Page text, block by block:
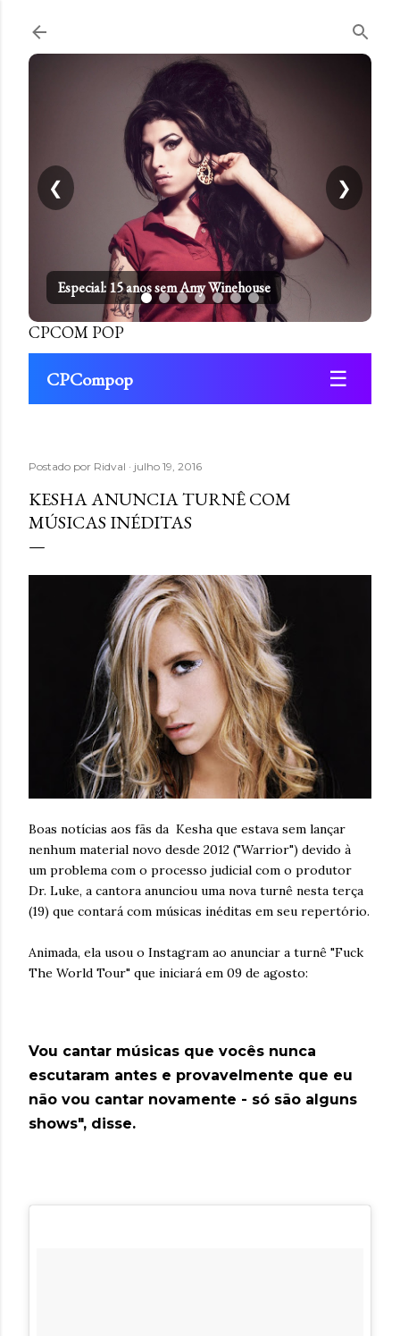
Especial: 15 anos sem Amy Winehouse
❮ ❯
CPCOM POP
CPCompop ☰
Postado por Ridval julho 19, 2016
KESHA ANUNCIA TURNÊ COM
MÚSICAS INÉDITAS
Boas notícias aos fãs da Kesha que estava sem lançar
nenhum material novo desde 2012 ("Warrior") devido à
um problema com o processo judicial com o produtor
Dr. Luke, a cantora anunciou uma nova turnê nesta terça
(19) que contará com músicas inéditas em seu repertório.
Animada, ela usou o Instagram ao anunciar a turnê "Fuck
The World Tour" que iniciará em 09 de agosto:
Vou cantar músicas que vocês nunca
escutaram antes e provavelmente que eu
não vou cantar novamente - só são alguns
shows", disse.